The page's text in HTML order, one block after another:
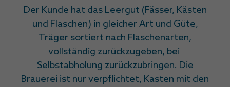
Der Kunde hat das Leergut (Fässer, Kästen
und Flaschen) in gleicher Art und Güte,
Träger sortiert nach Flaschenarten,
vollständig zurückzugeben, bei
Selbstabholung zurückzubringen. Die
Brauerei ist nur verpflichtet, Kasten mit den